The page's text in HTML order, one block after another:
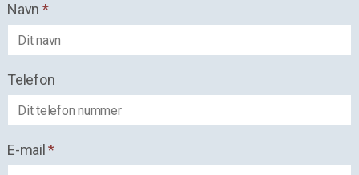
Navn *
Telefon
E-mail*